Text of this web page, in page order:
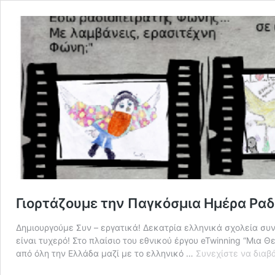
Γιορτάζουμε την Παγκόσμια Ημέρα
Δημιουργούμε Συν – εργατικά! Δεκατρία ελληνικά σχολεία
είναι τυχερό! Στο πλαίσιο του εθνικού έργου eTwinning
από όλη την Ελλάδα μαζί με το ελληνικό … Συνεχίστε να